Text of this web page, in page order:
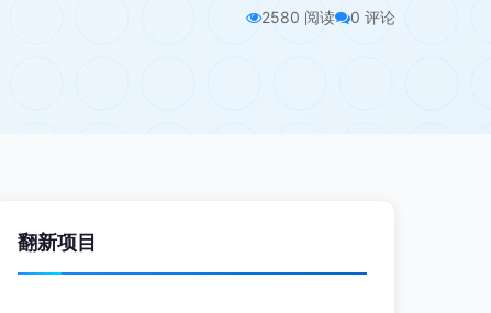
2580 阅读 0 评论
翻新项目